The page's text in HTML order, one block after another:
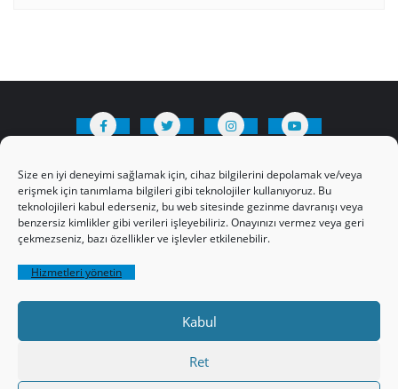
Size en iyi deneyimi sağlamak için, cihaz bilgilerini depolamak ve/veya
erişmek için tanımlama bilgileri gibi teknolojiler kullanıyoruz. Bu
teknolojileri kabul ederseniz, bu web sitesinde gezinme davranışı veya
benzersiz kimlikler gibi verileri işleyebiliriz. Onayınızı vermez veya geri
çekmezseniz, bazı özellikler ve işlevler etkilenebilir.
Hizmetleri yönetin
Kabul
Ret
Gizlilik Politikamız
İncil’den Dersler
Makaleler
Online Kutsal Kitap
Video Öğrencilik Dersleri
Ahuva Hizmetleri YouTube Sayfası
Üye Girişi
Kayıt
Register
Paltalk Sohbet Odası
Copyright ©2026 hristiyanturk.com . All rights reserved.